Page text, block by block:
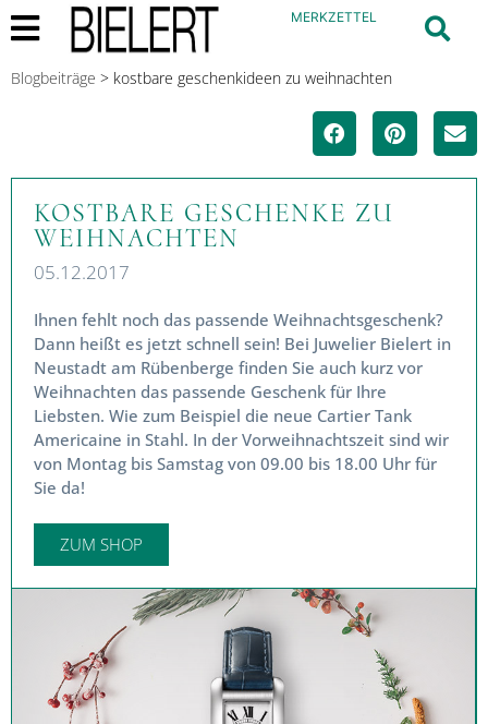
MERKZETTEL
Blogbeiträge > kostbare geschenkideen zu weihnachten
KOSTBARE GESCHENKE ZU
WEIHNACHTEN
05.12.2017
Ihnen fehlt noch das passende
Weihnachtsgeschenk? Dann heißt es jetzt schnell
sein! Bei Juwelier Bielert in Neustadt am
Rübenberge finden Sie auch kurz vor Weihnachten
das passende Geschenk für Ihre Liebsten. Wie zum
Beispiel die neue Cartier Tank Americaine in Stahl.
In der Vorweihnachtszeit sind wir von Montag bis
Samstag von 09.00 bis 18.00 Uhr für Sie da!
ZUM SHOP